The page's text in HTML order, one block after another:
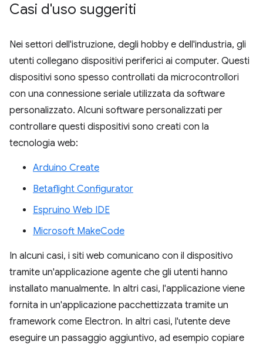
Casi d'uso suggeriti
Nei settori dell'istruzione, degli hobby e dell'industria, gli
utenti collegano dispositivi periferici ai computer. Questi
dispositivi sono spesso controllati da microcontrollori
con una connessione seriale utilizzata da software
personalizzato. Alcuni software personalizzati per
controllare questi dispositivi sono creati con la
tecnologia web:
Arduino Create
Betaflight Configurator
Espruino Web IDE
Microsoft MakeCode
In alcuni casi, i siti web comunicano con il dispositivo
tramite un'applicazione agente che gli utenti hanno
installato manualmente. In altri casi, l'applicazione viene
fornita in un'applicazione pacchettizzata tramite un
framework come Electron. In altri casi, l'utente deve
eseguire un passaggio aggiuntivo, ad esempio copiare